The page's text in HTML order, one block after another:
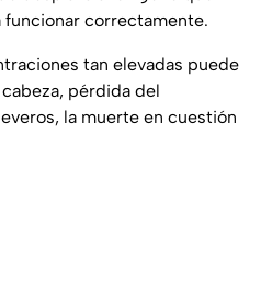
funcionar correctamente.
tan elevadas puede
pérdida del
la muerte en cuestión